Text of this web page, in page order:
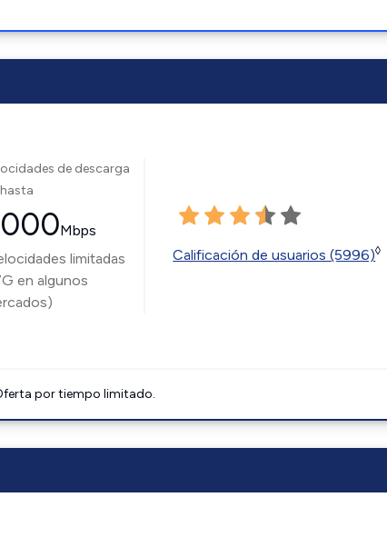
de descarga
Mbps
limitadas
en algunos
Calificación de usuarios (5996)◊
por tiempo limitado.